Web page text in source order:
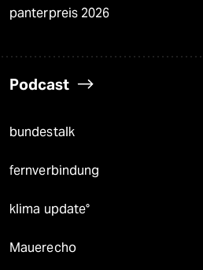
panterpreis 2026
Podcast
bundestalk
fernverbindung
klima update°
Mauerecho